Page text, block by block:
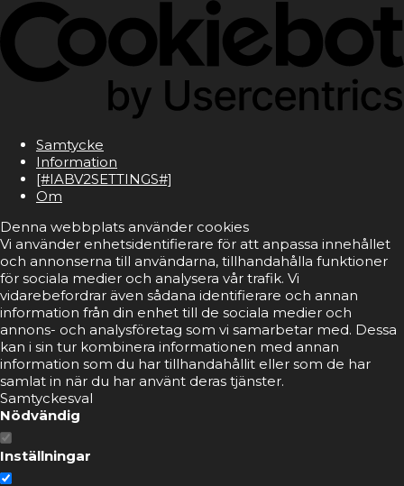
Samtycke
Information
[#IABV2SETTINGS#]
Om
Denna webbplats använder cookies
Vi använder enhetsidentifierare för att anpassa innehållet
och annonserna till användarna, tillhandahålla funktioner
för sociala medier och analysera vår trafik. Vi
vidarebefordrar även sådana identifierare och annan
information från din enhet till de sociala medier och
annons- och analysföretag som vi samarbetar med. Dessa
kan i sin tur kombinera informationen med annan
information som du har tillhandahållit eller som de har
samlat in när du har använt deras tjänster.
Samtyckesval
Nödvändig
Inställningar